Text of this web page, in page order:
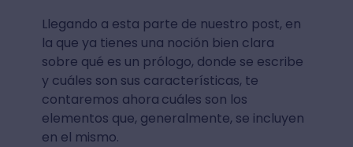
Llegando a esta parte de nuestro post, en
la que ya tienes una noción bien clara
sobre qué es un prólogo, donde se escribe
y cuáles son sus características, te
contaremos ahora cuáles son los
elementos que, generalmente, se incluyen
en el mismo.